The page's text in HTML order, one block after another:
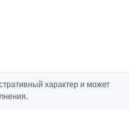
характер и может